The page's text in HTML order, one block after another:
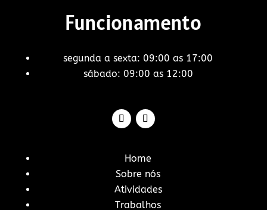
Funcionamento
segunda a sexta: 09:00 as 17:00
sábado: 09:00 as 12:00
Home
Sobre nós
Atividades
Trabalhos